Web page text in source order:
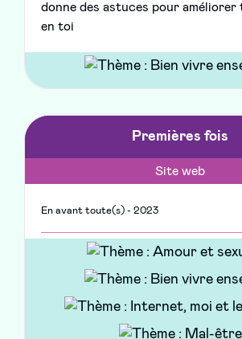
donne des astuces pour améliorer
en toi
Premières fois
Site web
En avant toute(s) - 2023
Premières fois, c'est un site pour
toutes les questions que tu peux
vie entre 10 et 14 ans : le rapport
collège, à la famille et surtout à